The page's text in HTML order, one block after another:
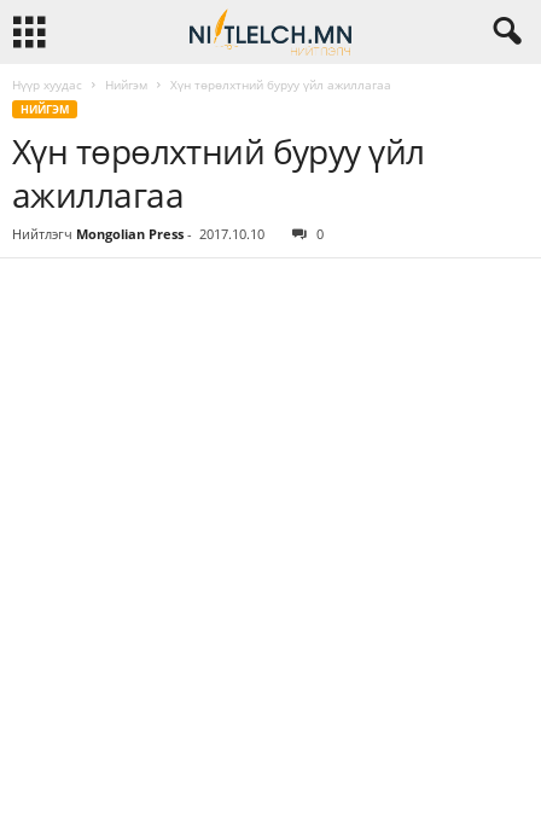
Нүүр хуудас Нийгэм Хүн төрөлхтний буруу үйл ажиллагаа
НИЙГЭМ
Хүн төрөлхтний буруу үйл
ажиллагаа
Нийтлэгч Mongolian Press - 2017.10.10 0